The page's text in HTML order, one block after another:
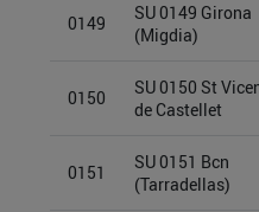
0149
SU 0149 Girona
(Migdia)
0150
SU 0150 St
de Castellet
0151
SU 0151 Bcn
(Tarradellas)